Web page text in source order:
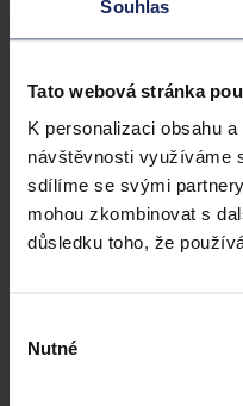
Souhlas
Tato webová stránka
K personalizaci obsahu
návštěvnosti využíváme
sdílíme se svými
mohou zkombinovat s
důsledku toho, že
souhlasu
Nutné